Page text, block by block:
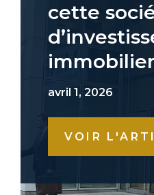
cette
immobilier
avril 1, 2026
VOIR